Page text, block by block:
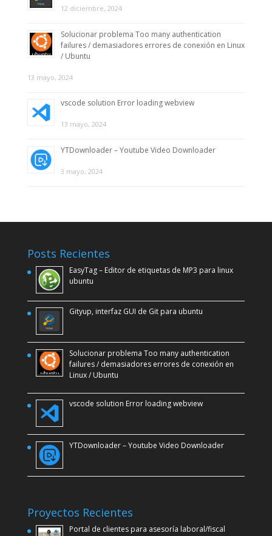
12 diciembre, 2024
Solucionar problema Too many authentication
failures / demasiadores errores de conexión en Linux
/ Ubuntu
13 mayo, 2024
vscode solution Error loading webview
13 mayo, 2024
YTDownloader – Youtube Video Downloader
3 mayo, 2024
Posts Recientes
EasyTag – Editor de etiquetas de MP3 para linux
ubuntu
Gityup, interfaz GUI de Git para ubuntu
Solucionar problema Too many authentication
failures / demasiadores errores de conexión en
Linux / Ubuntu
vscode solution Error loading webview
YTDownloader – Youtube Video Downloader
Proyectos Recientes
Portal de clientes para asesoría laboral/fiscal